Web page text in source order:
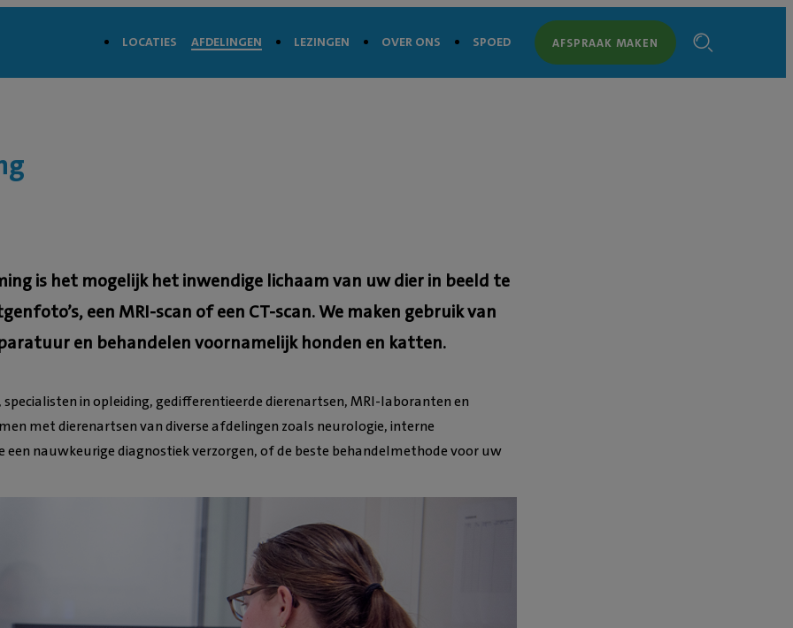
LOCATIES AFDELINGEN LEZINGEN OVER ONS SPOED AFSPRAAK MAKEN
is het mogelijk het inwendige lichaam van uw dier in beeld te
een MRI-scan of een CT-scan. We maken gebruik van
en behandelen voornamelijk honden en katten.
in opleiding, gedifferentieerde dierenartsen, MRI-laboranten en
met dierenartsen van diverse afdelingen zoals neurologie, interne
een nauwkeurige diagnostiek verzorgen, of de beste behandelmethode voor uw